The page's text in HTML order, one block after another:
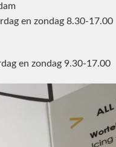
en zondag 8.30-17.00
en zondag 9.30-17.00